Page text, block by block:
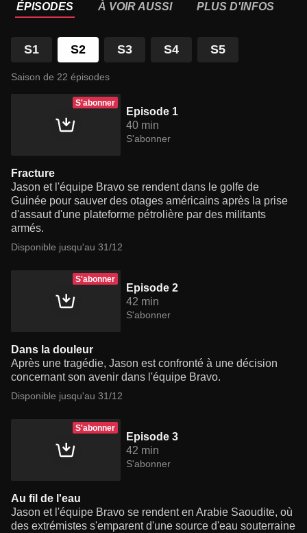
ÉPISODES À VOIR AUSSI PLUS D'INFOS
S1 S2 S3 S4 S5
Saison de 22 épisodes
S'abonner
Episode 1
40 min
S'abonner
Fracture
Jason et l'équipe Bravo se rendent dans le golfe de
Guinée pour sauver des otages américains après la prise
d'assaut d'une plateforme pétrolière par des militants
armés.
Disponible jusqu'au 31/12
S'abonner
Episode 2
42 min
S'abonner
Dans la douleur
Après une tragédie, Jason est confronté à une décision
concernant son avenir dans l'équipe Bravo.
Disponible jusqu'au 31/12
S'abonner
Episode 3
42 min
S'abonner
Au fil de l'eau
Jason et l'équipe Bravo se rendent en Arabie Saoudite, où
des extrémistes s'emparent d'une source d'eau souterraine